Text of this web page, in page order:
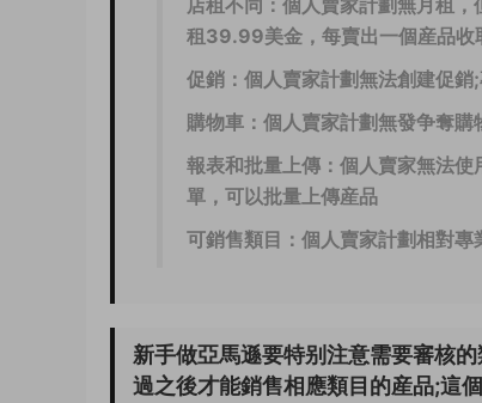
店租不同： 個人賣家計劃無月租
租39.99美金，每賣出一個産品收
促銷： 個人賣家計劃無法創建促銷
購物車： 個人賣家計劃無發争奪
報表和批量上傳： 個人賣家無法使
單，可以批量上傳産品
可銷售類目： 個人賣家計劃相對專
新手做亞馬遜要特别注意需要審核
過之後才能銷售相應類目的産品;這